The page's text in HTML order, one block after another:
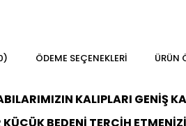
ÖDEME SEÇENEKLERI ÜRÜN
KALIPLARI GENİŞ